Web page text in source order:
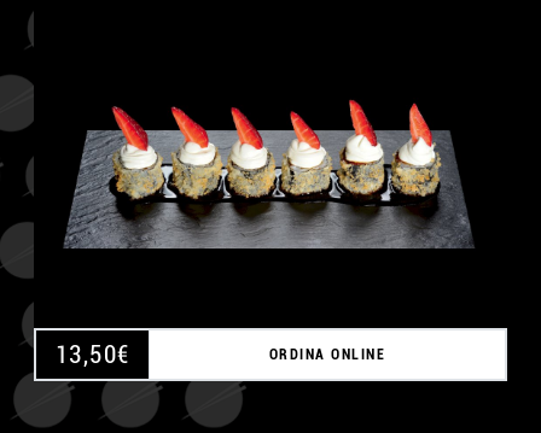
13,50€ ORDINA ONLINE